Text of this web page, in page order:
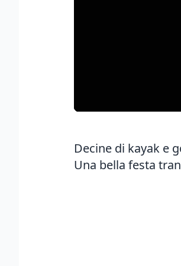
Decine di kayak e
Una bella festa